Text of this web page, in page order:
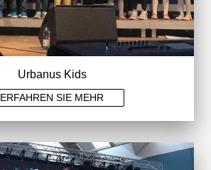
Urbanus Kids
ERFAHREN SIE MEHR